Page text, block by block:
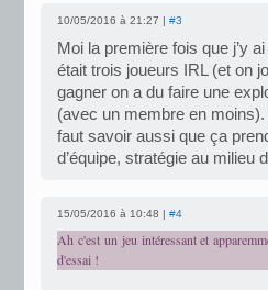
10/05/2016 à 21:27 | #3
Moi la première fois que j’y
était trois joueurs IRL (et on
gagner on a du faire une
(avec un membre en moins).
faut savoir aussi que ça
d’équipe, stratégie au milieu
15/05/2016 à 10:48 | #4
Ah c'est un jeu intéressant et
d'essai !